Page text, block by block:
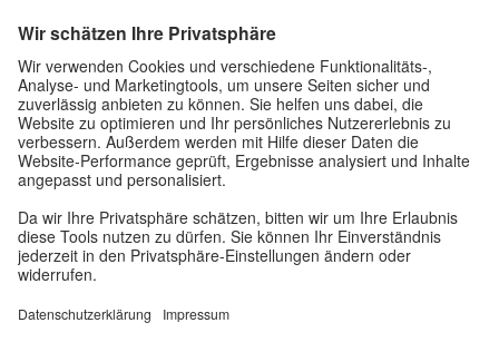
Impressum
Datenschutz
Nutzungsbedingungen
Privatsphäre-Einstellungen
Weitere Angebote aus der Welt des Goethe-Instituts: